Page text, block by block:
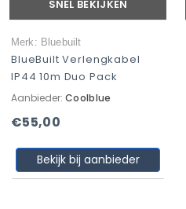
SNEL BEKIJKEN
Merk: Bluebuilt
BlueBuilt Verlengkabel
IP44 10m Duo Pack
Aanbieder: Coolblue
€55,00
Bekijk bij aanbieder